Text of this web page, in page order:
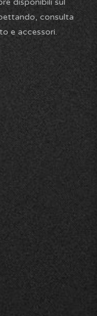
consulta
e accessori.